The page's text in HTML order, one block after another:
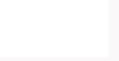
nachhaltiger